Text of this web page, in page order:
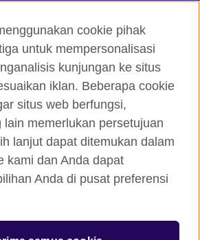
Instagram
TikTok
Pemakaian
cookie pihak
untuk mempersonalisasi
kunjungan ke situs
iklan. Beberapa cookie
situs web berfungsi,
lain memerlukan persetujuan
lanjut dapat ditemukan dalam
kami dan Anda dapat
Anda di pusat preferensi